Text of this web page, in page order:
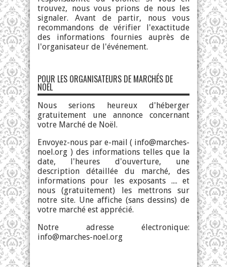
trouvez, nous vous prions de nous les
signaler. Avant de partir, nous vous
recommandons de vérifier l'exactitude
des informations fournies auprès de
l'organisateur de l'événement.
POUR LES ORGANISATEURS DE MARCHÉS DE
NOËL
Nous serions heureux d'héberger
gratuitement une annonce concernant
votre Marché de Noël.
Envoyez-nous par e-mail ( info@marches-
noel.org ) des informations telles que la
date, l'heures d'ouverture, une
description détaillée du marché, des
informations pour les exposants .... et
nous (gratuitement) les mettrons sur
notre site. Une affiche (sans dessins) de
votre marché est apprécié.
Notre adresse électronique:
info@marches-noel.org